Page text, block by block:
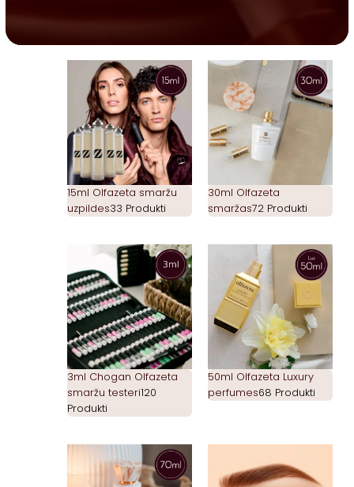
15ml Olfazeta smaržu
uzpildes33 Produkti
30ml Olfazeta
smaržas72 Produkti
3ml Chogan Olfazeta
smaržu testeri120
Produkti
50ml Olfazeta Luxury
perfumes68 Produkti